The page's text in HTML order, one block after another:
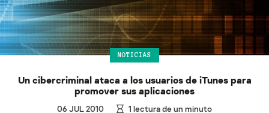
NOTICIAS
Un cibercriminal ataca a los usuarios de iTunes para
promover sus aplicaciones
06 JUL 2010 1 lectura de un minuto